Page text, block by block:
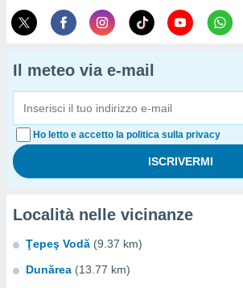
Il meteo via e-mail
Ho letto e accetto la politica sulla privacy
Località nelle vicinanze
Ţepeş Vodă (9.37 km)
Dunărea (13.77 km)